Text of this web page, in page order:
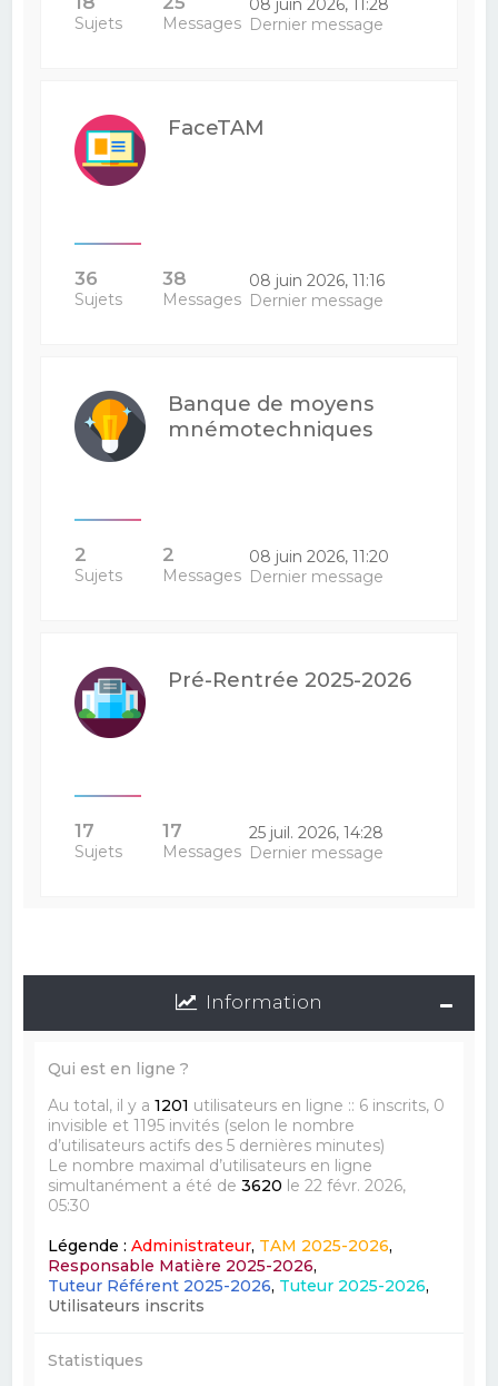
Sujets Messages
08 juin 2026, 11:28
Dernier message
FaceTAM
36
Sujets
38
Messages
08 juin 2026, 11:16
Dernier message
Banque de moyens
mnémotechniques
2
Sujets
2
Messages
08 juin 2026, 11:20
Dernier message
Pré-Rentrée 2025-2026
17
Sujets
17
Messages
25 juil. 2026, 14:28
Dernier message
Information
Qui est en ligne ?
Au total, il y a1201 utilisateurs en ligne :: 6 inscrits, 0
invisible et 1195 invités (selon le nombre
d’utilisateurs actifs des 5 dernières minutes)
Le nombre maximal d’utilisateurs en ligne
simultanément a été de3620 le 22 févr. 2026,
05:30
Légende :Administrateur, TAM 2025-2026,
Responsable Matière 2025-2026,
Tuteur Référent 2025-2026, Tuteur 2025-2026,
Utilisateurs inscrits
Statistiques